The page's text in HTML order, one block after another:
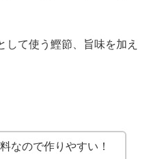
して使う鰹節、旨味を加え
なので作りやすい！